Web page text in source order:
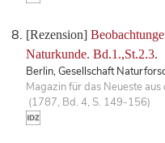
[Rezension]
Naturkunde. Bd.1.,St.2.3.
Berlin, Gesellschaft
Magazin für das Neueste
(1787, Bd. 4, S. 149-156)